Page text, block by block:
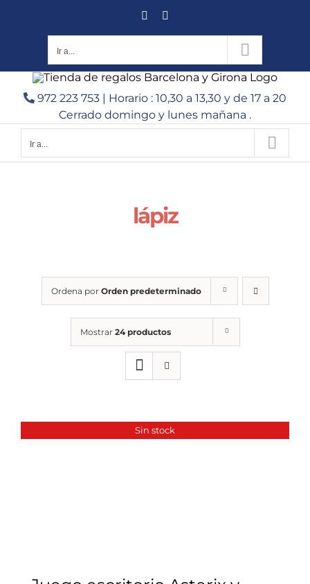
Facebook
Ir a...
972 223 753 | Horario : 10,30 a 13,30 y de 17 a 20
Cerrado domingo y lunes mañana .
Ir a...
lápiz
Ordena por Orden predeterminado
Mostrar 24 productos
Sin stock